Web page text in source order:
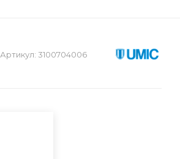
Артикул: 3100704006